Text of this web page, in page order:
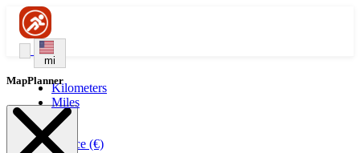
mi
Kilometers
Miles
France (€)
MapPlanner